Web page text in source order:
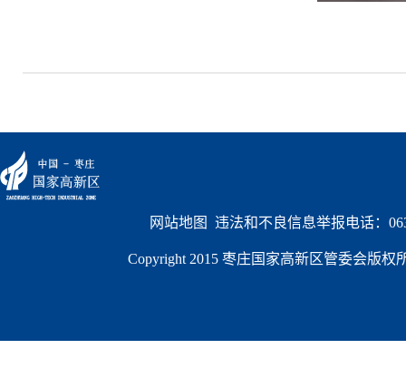
网站地图
违法和不良信息举报电话：
Copyright 2015 枣庄国家高新区管委会版权